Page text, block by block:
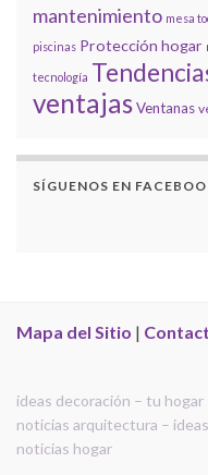
mantenimiento mesa
piscinas Protección hogar
tecnología
ventajasVentanas
SÍGUENOS EN
Mapa del Sitio |
ideas decoración – tu
noticias arquitectura –
noticias hogar